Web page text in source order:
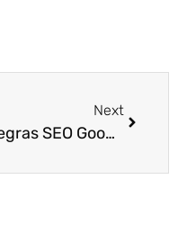
Next
Regras SEO Google 2022